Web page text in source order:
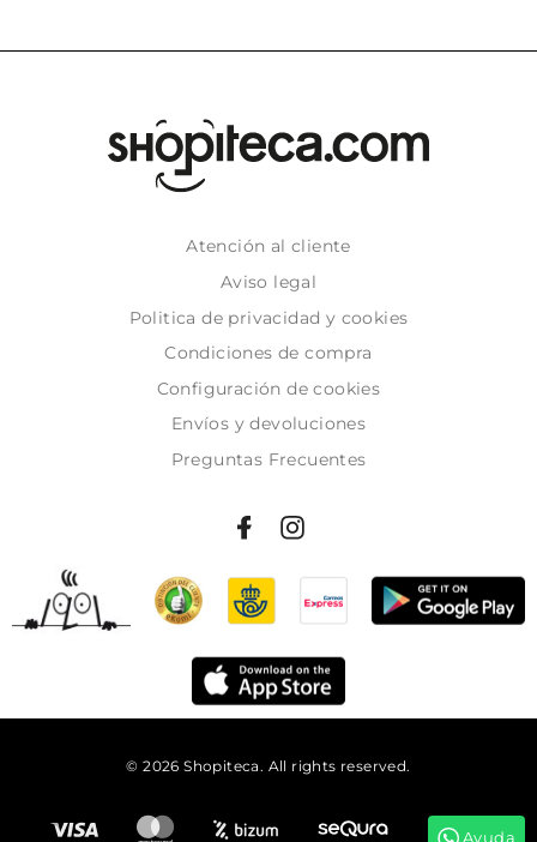
Atención al cliente
Aviso legal
Politica de privacidad y cookies
Condiciones de compra
Configuración de cookies
Envíos y devoluciones
Preguntas Frecuentes
© 2026 Shopiteca. All rights reserved.
Ayuda